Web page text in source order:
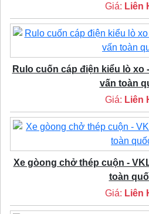
Giá: Liên
Rulo cuốn cáp điện kiểu lò xo
vấn toàn
Giá: Liên
Xe gòong chở thép cuộn -
toàn
Giá: Liên